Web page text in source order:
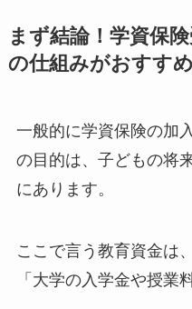
まず結論！学資保
の仕組みがおすすめ
一般的に学資保険の加
の目的は、子どもの将
にあります。
ここで言う教育資金は
「大学の入学金や授業